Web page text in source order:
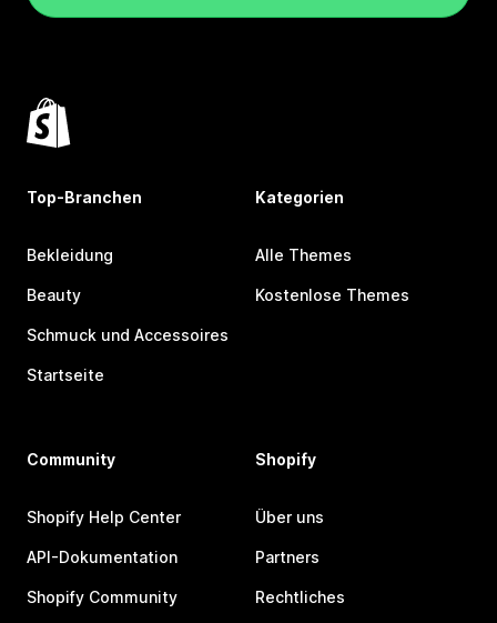
Top-Branchen
Bekleidung
Beauty
Schmuck und Accessoires
Startseite
Kategorien
Alle Themes
Kostenlose Themes
Community
Shopify Help Center
API-Dokumentation
Shopify Community
Shopify
Über uns
Partners
Rechtliches